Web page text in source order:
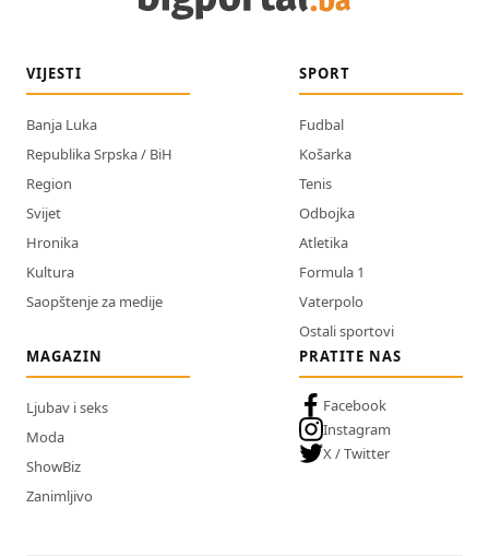
VIJESTI
Banja Luka
Republika Srpska / BiH
Region
Svijet
Hronika
Kultura
Saopštenje za medije
SPORT
Fudbal
Košarka
Tenis
Odbojka
Atletika
Formula 1
Vaterpolo
Ostali sportovi
MAGAZIN
Ljubav i seks
Moda
ShowBiz
Zanimljivo
PRATITE NAS
Facebook
Instagram
X / Twitter